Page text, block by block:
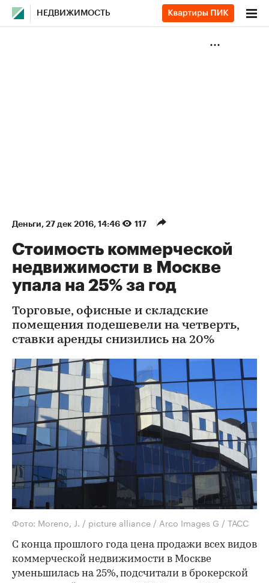
НЕДВИЖИМОСТЬ
Деньги⁠, 27 дек 2016, 14:46 117
Стоимость коммерческой
недвижимости в Москве
упала на 25% за год
Торговые, офисные и складские
помещения подешевели на четверть,
ставки аренды снизились на 20%
Фото: Moreno, J. / picture alliance / Arco Images G / ТАСС
С конца прошлого года цена продажи всех видов
коммерческой недвижимости в Москве
уменьшилась на 25%, подсчитали в брокерской